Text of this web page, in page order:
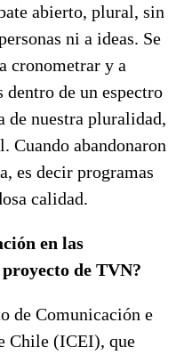
abierto, plural, sin
ni a ideas. Se
cronometrar y a
dentro de un espectro
de nuestra pluralidad,
Cuando abandonaron
es decir programas
calidad.
en las
de TVN?
de Comunicación e
Chile (ICEI), que